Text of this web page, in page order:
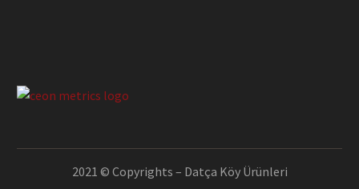
2021 © Copyrights – Datça Köy Ürünleri